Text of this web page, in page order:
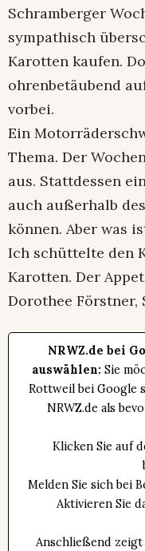
Schramberger
sympathisch
Karotten kaufen.
ohrenbetäubend
vorbei.
Ein
Thema. Der
aus. Stattdessen
auch außerhalb
können. Aber was
Ich schüttelte den
Karotten. Der
Dorothee Förstner,
NRWZ.de bei
auswählen: Sie
Rottweil bei Google
NRWZ.de als
Klicken Sie auf
Melden Sie sich bei
Aktivieren Sie
Anschließend zeigt